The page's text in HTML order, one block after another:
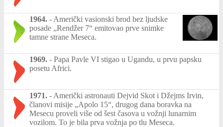
1964. - Američki vasionski brod bez ljudske
posade „Rendžer 7“ emitovao prve snimke
tamne strane Meseca.
1969. - Papa Pavle VI stigao u Ugandu, u prvu papsku
posetu Africi.
1971. - Američki astronauti Dejvid Skot i Džejms Irvin,
članovi misije „Apolo 15“, drugog dana boravka na
Mesecu proveli više od šest časova u vožnji lunarnim
vozilom. To je bila prva vožnja po tlu Meseca.